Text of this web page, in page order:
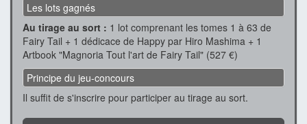
Les lots gagnés
Au tirage au sort : 1 lot comprenant les tomes 1 à 63 de
Fairy Tail + 1 dédicace de Happy par Hiro Mashima + 1
Artbook "Magnoria Tout l'art de Fairy Tail" (527 €)
Principe du jeu-concours
Il suffit de s'inscrire pour participer au tirage au sort.